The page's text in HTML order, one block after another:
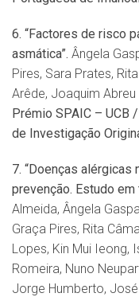
6. “Factores de risco
asmática”. Ângela
Pires, Sara Prates,
Arêde, Joaquim
Prémio SPAIC – UCB
de Investigação
7. “Doenças alérgicas
prevenção. Estudo
Almeida, Ângela
Graça Pires, Rita
Lopes, Kin Mui Ieong,
Romeira, Nuno
Jorge Humberto,